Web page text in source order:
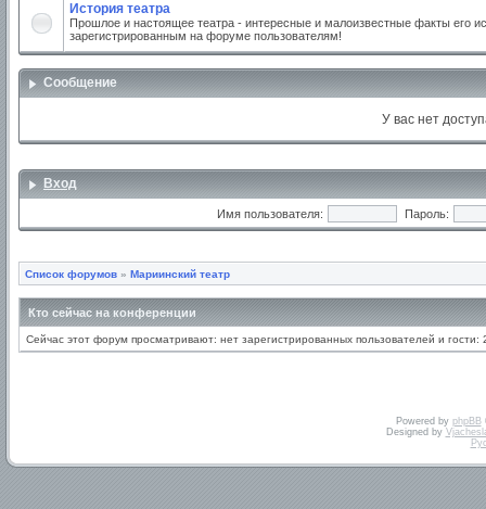
История театра
Прошлое и настоящее театра - интересные и малоизвестные факты его
зарегистрированным на форуме пользователям!
Сообщение
У вас нет
Вход
Имя пользователя: Пароль:
Список форумов » Мариинский театр
Кто сейчас на конференции
Сейчас этот форум просматривают: нет зарегистрированных пользователей и гости:
Powered by phpBB
Designed by